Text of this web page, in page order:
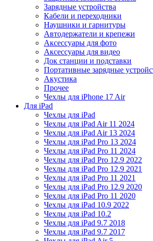
Зарядные устройства
Кабели и переходники
Наушники и гарнитуры
Автодержатели и крепежи
Аксессуары для фото
Аксессуары для видео
Док станции и подставки
Портативные зарядные
Акустика
Прочее
Чехлы для iPhone 17 Air
Для iPad
Чехлы для iPad
Чехлы для iPad Air 11 2024
Чехлы для iPad Air 13 2024
Чехлы для iPad Pro 13 2024
Чехлы для iPad Pro 11 2024
Чехлы для iPad Pro 12.9 2022
Чехлы для iPad Pro 12.9 2021
Чехлы для iPad Pro 11 2021
Чехлы для iPad Pro 12.9 2020
Чехлы для iPad Pro 11 2020
Чехлы для iPad 10.9 2022
Чехлы для iPad 10.2
Чехлы для iPad 9.7 2018
Чехлы для iPad 9.7 2017